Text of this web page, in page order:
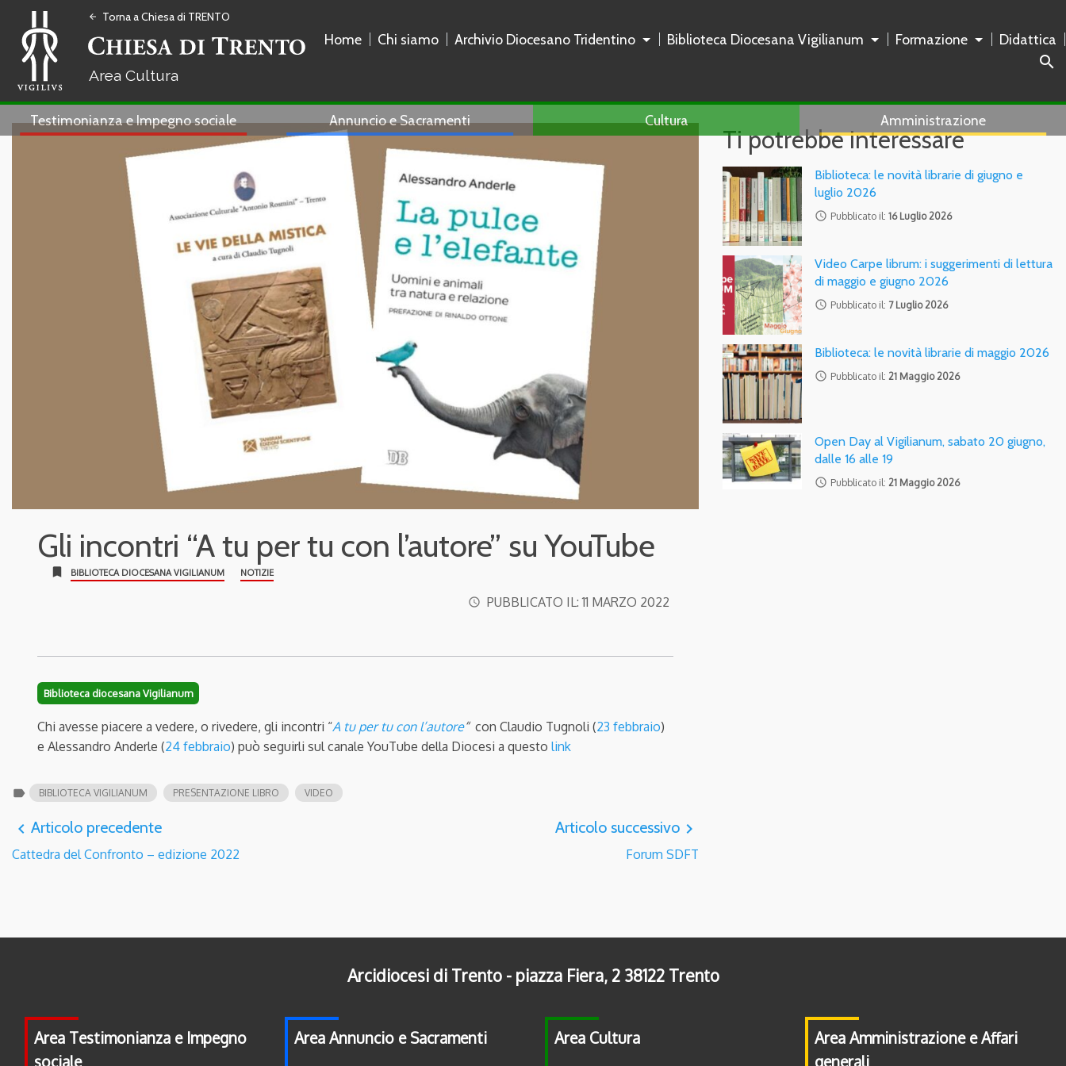
arrow_back Torna a Chiesa di TRENTO
Cultura
Home Chi siamo Archivio Diocesano Tridentino Biblioteca Diocesana Vigilianum Formazione Didattica
search
Testimonianza e Impegno sociale Annuncio e Sacramenti Cultura Amministrazione
Gli incontri “A tu per tu con l’autore” su YouTube
bookmark BIBLIOTECA DIOCESANA VIGILIANUM NOTIZIE
access_time PUBBLICATO IL:11 MARZO 2022
Biblioteca diocesana Vigilianum
Chi avesse piacere a vedere, o rivedere, gli incontri “A tu per tu con l’autore“con Claudio Tugnoli (23 febbraio)
e Alessandro Anderle (24 febbraio) può seguirli sul canale YouTube della Diocesi a questo link
label BIBLIOTECA VIGILIANUM PRESENTAZIONE LIBRO VIDEO
navigate_before Articolo precedente
Cattedra del Confronto – edizione 2022
Articolo successivo navigate_next
Forum SDFT
Ti potrebbe interessare
Biblioteca: le novità librarie di giugno e
luglio 2026
access_time Pubblicato il:16 Luglio 2026
Video Carpe librum: i suggerimenti di lettura
di maggio e giugno 2026
access_time Pubblicato il: 7 Luglio 2026
Biblioteca: le novità librarie di maggio 2026
access_time Pubblicato il: 21 Maggio 2026
Open Day al Vigilianum, sabato 20 giugno,
dalle 16 alle 19
access_time Pubblicato il: 21 Maggio 2026
Arcidiocesi di Trento - piazza Fiera, 2 38122 Trento
Area Testimonianza e Impegno
sociale
Area Annuncio e Sacramenti Area Cultura
Area Amministrazione e Affari
generali